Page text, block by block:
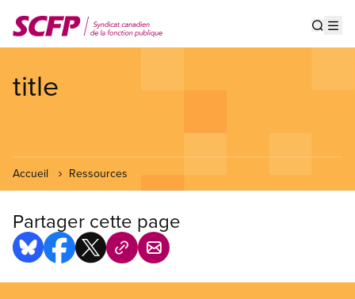
au
contenu
title
Accueil Ressources
Partager cette page